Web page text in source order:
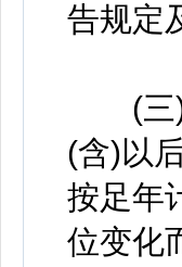
告规定
(三)岗
(含)以
按足年
位变化